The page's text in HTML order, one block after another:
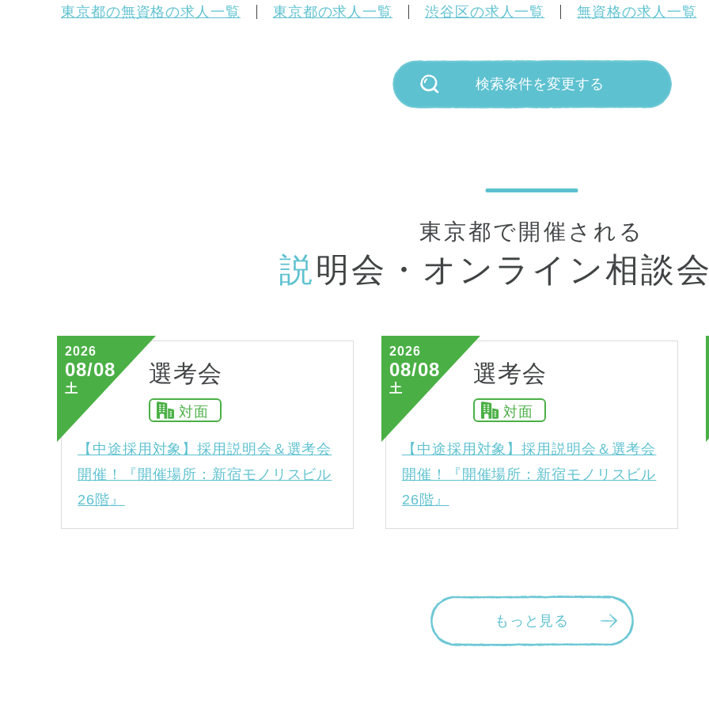
東京都の無資格の求人一覧 東京都の求人一覧 渋谷区の求人一覧 無資格の求人一覧
検索条件を変更する
東京都で開催される
説明会・ オンライン相談
2026
08/08
土
選考会
対面
【中途採用対象】採用説明会＆選考会
開催！『開催場所：新宿モノリスビル
26階』
2026
08/08
土
選考会
対面
【中途採用対象】採用説明会＆選考会
開催！『開催場所：新宿モノリスビル
26階』
もっと見る